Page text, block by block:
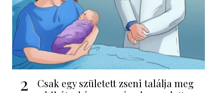
2
Csak egy született zseni találja meg